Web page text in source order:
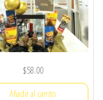
$58.00
Añadir al carrito